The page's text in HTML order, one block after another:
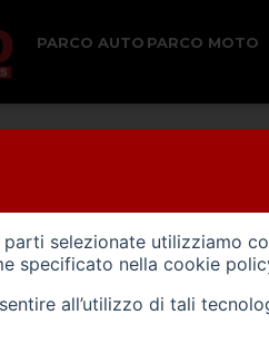
PARCO AUTO PARCO MOTO
veicolo usato.
selezionate utilizziamo
specificato nella cookie
all’utilizzo di tali